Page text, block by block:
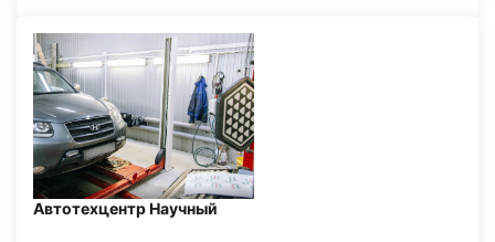
Автотехцентр Научный